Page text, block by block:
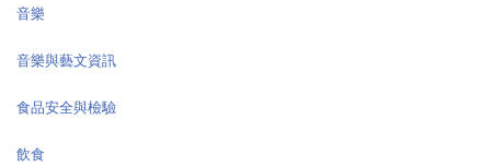
音樂
音樂與藝文資訊
食品安全與檢驗
飲食